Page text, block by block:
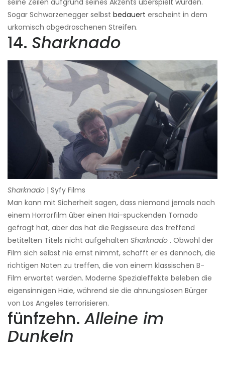
seine Zeilen aufgrund seines Akzents überspielt wurden.
Sogar Schwarzenegger selbst bedauert erscheint in dem
urkomisch abgedroschenen Streifen.
14. Sharknado
Sharknado | Syfy Films
Man kann mit Sicherheit sagen, dass niemand jemals nach
einem Horrorfilm über einen Hai-spuckenden Tornado
gefragt hat, aber das hat die Regisseure des treffend
betitelten Titels nicht aufgehalten Sharknado . Obwohl der
Film sich selbst nie ernst nimmt, schafft er es dennoch, die
richtigen Noten zu treffen, die von einem klassischen B-
Film erwartet werden. Moderne Spezialeffekte beleben die
eigensinnigen Haie, während sie die ahnungslosen Bürger
von Los Angeles terrorisieren.
fünfzehn.Alleine im
Dunkeln